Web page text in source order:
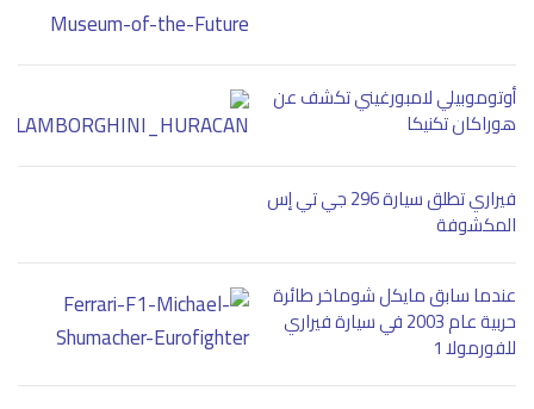
أوتوموبيلي لامبورغيني تكشف عن
هوراكان تكنيكا
فيراري تطلق سيارة 296 جي تي إس
المكشوفة
عندما سابق مايكل شوماخر طائرة
حربية عام 2003 في سيارة فيراري
للفورمولا 1